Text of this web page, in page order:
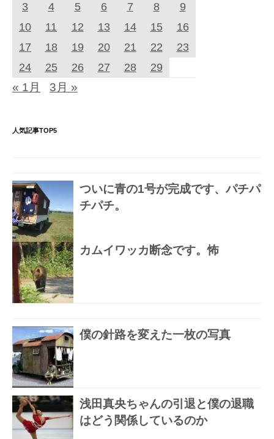
3
4 5 6 7 8
9
10
11 12 13 14 15
16
17
18 19 20 21 22
23
24
25 26 27 28 29
« 1月 3月 »
人気記事TOP5
ついに青の1号が完成です、パチパ
チパチ。
カムイワッカ断念です。怖
僕の針路を変えた一枚の写真
浅田真央ちゃんの引退と僕の退職
はどう関係しているのか